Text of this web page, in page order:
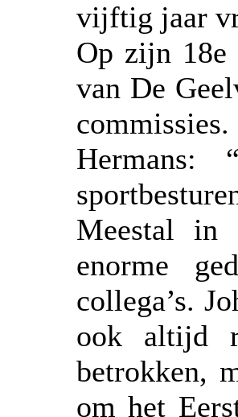
vijftig jaar
Op zijn 18e
van De
commissies.
Hermans:
Meestal in
enorme
collega’s.
ook altijd
betrokken,
om het